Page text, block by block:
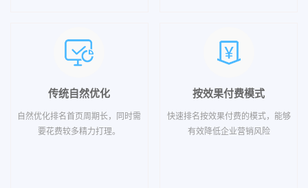
传统自然优化
自然优化排名首页周期长，同时需
要花费较多精力打理。
按效果付费模式
快速排名按效果付费的模式，能够
有效降低企业营销风险